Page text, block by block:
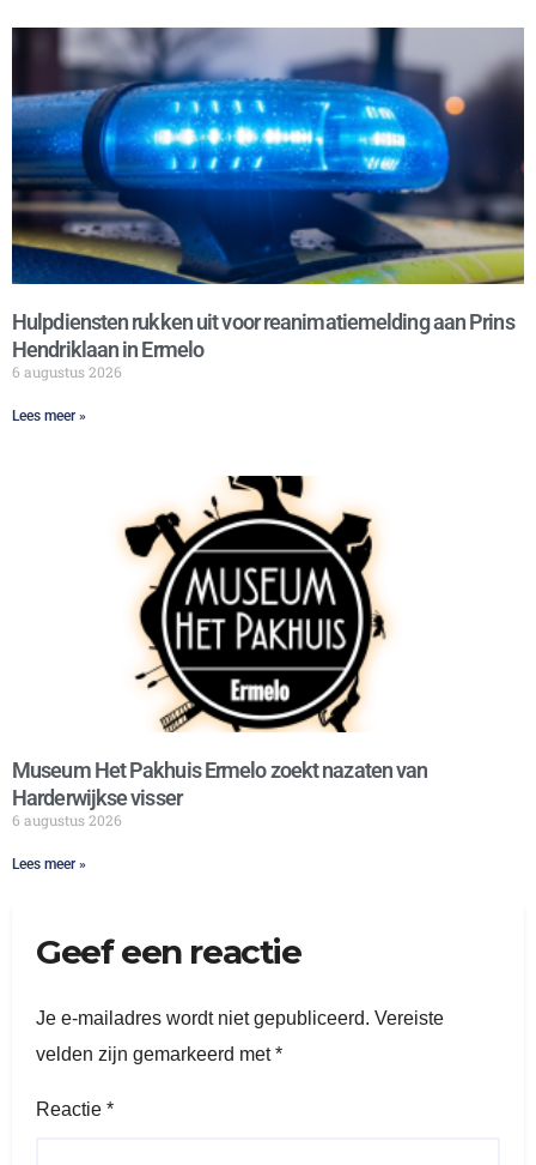
Hulpdiensten rukken uit voor reanimatiemelding aan Prins
Hendriklaan in Ermelo
6 augustus 2026
Lees meer »
Museum Het Pakhuis Ermelo zoekt nazaten van
Harderwijkse visser
6 augustus 2026
Lees meer »
Geef een reactie
Je e-mailadres wordt niet gepubliceerd. Vereiste
velden zijn gemarkeerd met*
Reactie *